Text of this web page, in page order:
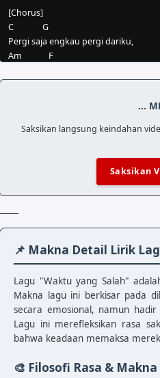
[Chorus]
C              G
Pergi saja engkau pergi dariku,
Am             F
hatiku hanya tak siap terluka
Beri kisah kita sedikit waktu
Semesta mengirim dirimu untukku
C              G       C
Kita adalah rasa yang tepat di waktu
[Bridge]
Bukan ini yang ku mau..
F            C
Lalu tuk apa kau datang
F            C
Rindu tak bisa diatur
Kita tak pernah mengerti
...
Saksikan langsung keindahan
Saksikan
📌 Makna Detail Lirik
Lagu "Waktu yang Salah"
Makna lagu ini berkisar pada
secara emosional, namun
Lagu ini merefleksikan rasa
bahwa keadaan memaksa
🎨 Filosofi Rasa & Makna